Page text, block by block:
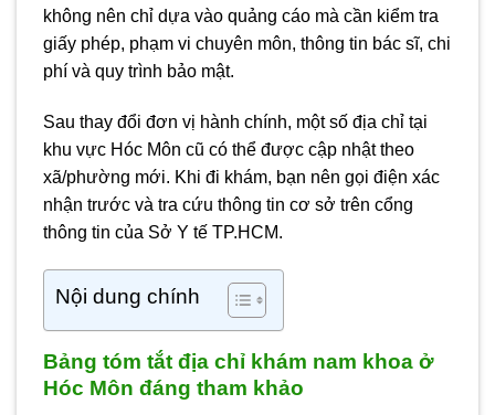
không nên chỉ dựa vào quảng cáo mà cần kiểm tra
giấy phép, phạm vi chuyên môn, thông tin bác sĩ, chi
phí và quy trình bảo mật.
Sau thay đổi đơn vị hành chính, một số địa chỉ tại
khu vực Hóc Môn cũ có thể được cập nhật theo
xã/phường mới. Khi đi khám, bạn nên gọi điện xác
nhận trước và tra cứu thông tin cơ sở trên cổng
thông tin của Sở Y tế TP.HCM.
Nội dung chính
Bảng tóm tắt địa chỉ khám nam khoa ở
Hóc Môn đáng tham khảo